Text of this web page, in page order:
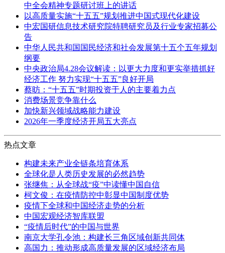
中全会精神专题研讨班上的讲话
以高质量实施“十五五”规划推进中国式现代化建设
中宏国研信息技术研究院特聘研究员及行业专家招募公
告
中华人民共和国国民经济和社会发展第十五个五年规划
纲要
中央政治局4.28会议解读：以更大力度和更实举措抓好
经济工作 努力实现“十五五”良好开局
蔡昉：“十五五”时期投资于人的主要着力点
消费场景竞争靠什么
加快新兴领域战略能力建设
2026年一季度经济开局五大亮点
热点文章
构建未来产业全链条培育体系
全球化是人类历史发展的必然趋势
张继焦：从全球战“疫”中读懂中国自信
柯文俊：在疫情防控中彰显中国制度优势
疫情下全球和中国经济走势的分析
中国宏观经济智库联盟
“疫情后时代”的中国与世界
南京大学孔令池：构建长三角区域创新共同体
高国力：推动形成高质量发展的区域经济布局